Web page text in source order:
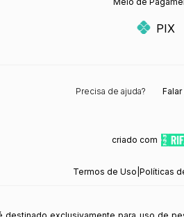
PIX
Precisa de ajuda?
criado com
Termos de Uso Políticas